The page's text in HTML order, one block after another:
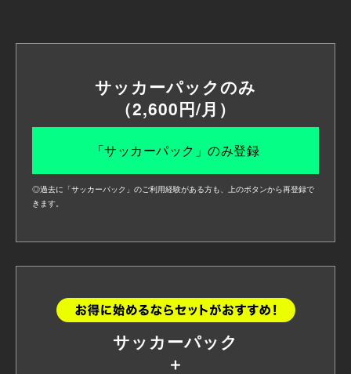
サッカーパックのみ
（2,600円/月）
「サッカーパック」のみ登録
◎過去に「サッカーパック」のご利用経験がある方も、上のボタンから再登録で
きます。
サッカーパック
＋